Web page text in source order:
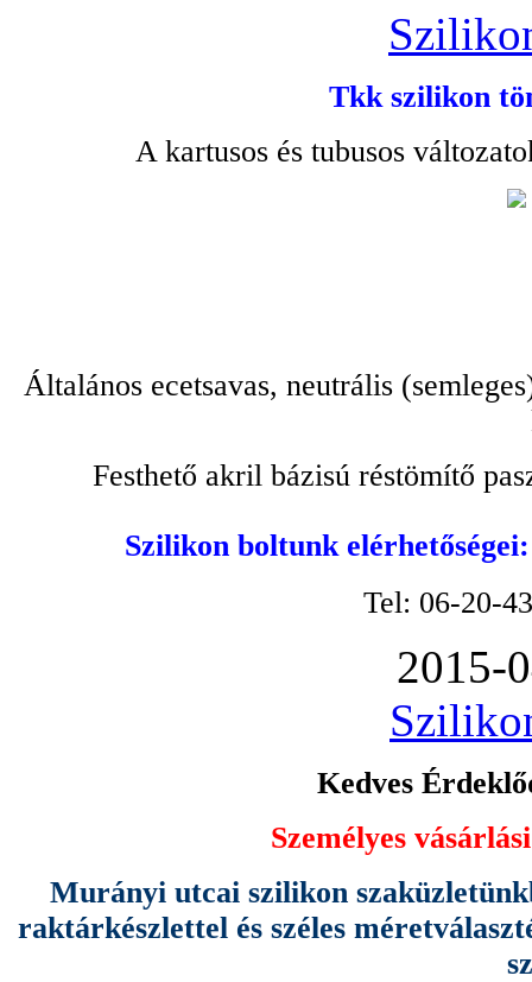
Tkk szilikon
A kartusos és tubusos
Általános ecetsavas, neutrális
Festhető akril bázisú réstömítő
Szilikon boltunk
Tel: 06-20-
2015-
Kedves
Személyes
Murányi utcai szilikon
raktárkészlettel és széles